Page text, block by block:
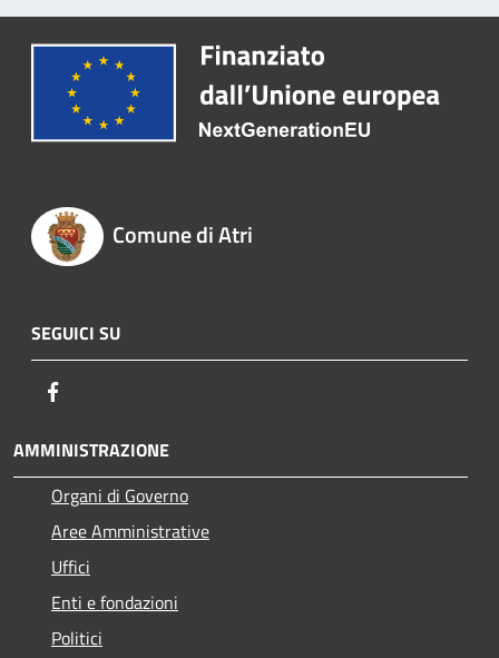
Comune di Atri
SEGUICI SU
AMMINISTRAZIONE
Organi di Governo
Aree Amministrative
Uffici
Enti e fondazioni
Politici